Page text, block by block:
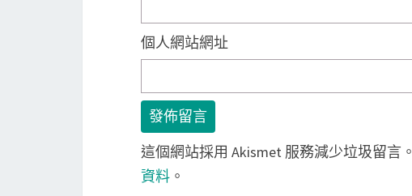
個人網站網址
這個網站採用 Akismet 服務減少垃圾留言。
資料 。